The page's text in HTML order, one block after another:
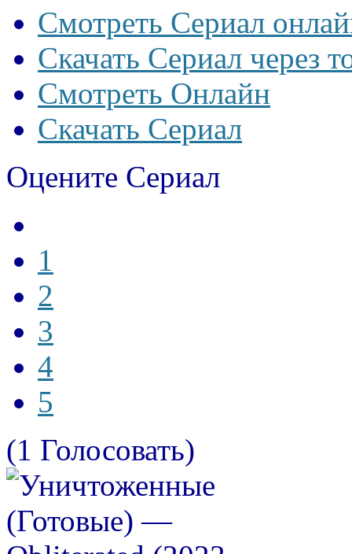
Смотреть Сериал
Скачать Сериал через
Смотреть Онлайн
Скачать Сериал
Оцените Сериал
1
2
3
4
5
(1 Голосовать)